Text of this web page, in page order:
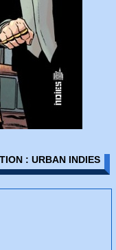
: URBAN INDIES